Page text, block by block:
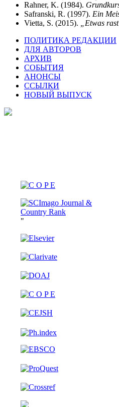
Rahner, K. (1984).
Safranski, R. (1997). Ein
Vietta, S. (2015).
„Etwas
ПОЛИТИКА РЕДАКЦИИ
ДЛЯ АВТОРОВ
АРХИВ
СОБЫТИЯ
АНОНСЫ
ССЫЛКИ
НОВЫЙ ВЫПУСК
"